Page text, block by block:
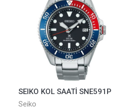
SEIKO KOL SAATİ SNE591P
Seiko